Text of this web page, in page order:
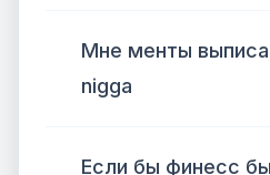
Мне менты
nigga
Если бы финесс